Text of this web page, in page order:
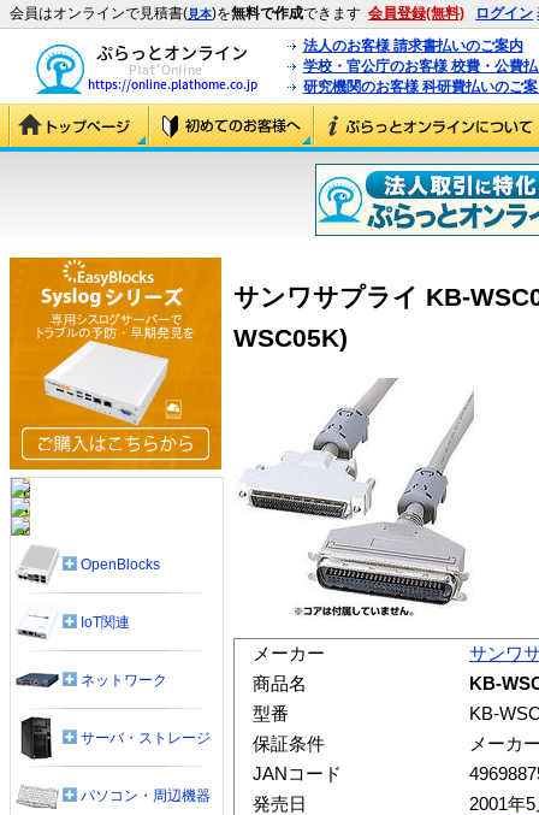
会員はオンラインで見積書(見本)を無料で作成できます 会員登録(無料) ログイン
法人のお客様 請求書払いのご案内
学校・官公庁のお客様 校費・公費
研究機関のお客様 科研費払いのご
サンワサプライ KB-
WSC05K)
メーカー
サンワ
商品名
KB-
型番
KB-
保証条件
メーカ
JANコード
発売日
2001年
OpenBlocks
IoT関連
ネットワーク
サーバ・ストレージ
パソコン・周辺機器